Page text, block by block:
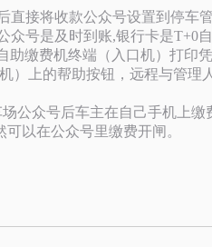
接将收款公众号设置到停车
号是及时到账,银行卡是T+0自
缴费机终端（入口机）打印凭
上的帮助按钮，远程与管理
公众号后车主在自己手机上
以在公众号里缴费开闸。